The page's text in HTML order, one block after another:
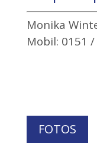
Monika
Mobil: 0151
FOTOS